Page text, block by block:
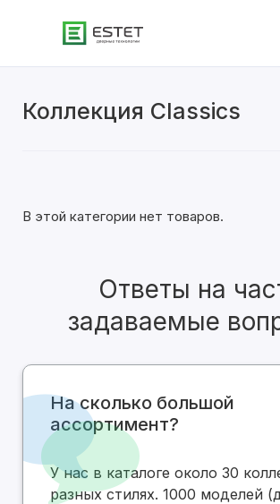
Коллекция Classics
Современные
С патиной
Глянцевые
В этой категории нет товаров.
Ответы на
задаваемые
На сколько большой
ассортимент?
У нас в каталоге около 30
разных стилях. 1000 моделей